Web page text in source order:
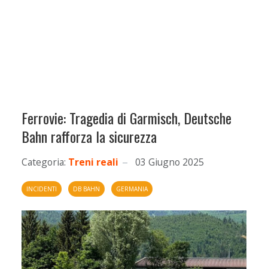
Ferrovie: Tragedia di Garmisch, Deutsche
Bahn rafforza la sicurezza
Categoria: Treni reali 03 Giugno 2025
INCIDENTI DB BAHN GERMANIA